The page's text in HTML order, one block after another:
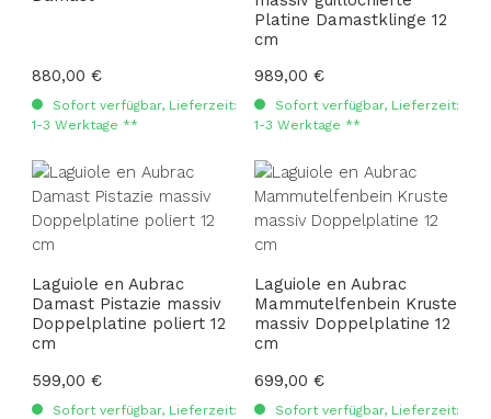
Regulärer Preis:
880,00 €
Sofort verfügbar, Lieferzeit:
1-3 Werktage **
Platine Damastklinge 12
cm
Regulärer Preis:
989,00 €
Sofort verfügbar, Lieferzeit:
1-3 Werktage **
Laguiole en Aubrac
Damast Pistazie massiv
Doppelplatine poliert 12
cm
Regulärer Preis:
599,00 €
Sofort verfügbar, Lieferzeit:
Laguiole en Aubrac
Mammutelfenbein Kruste
massiv Doppelplatine 12
cm
Regulärer Preis:
699,00 €
Sofort verfügbar, Lieferzeit: